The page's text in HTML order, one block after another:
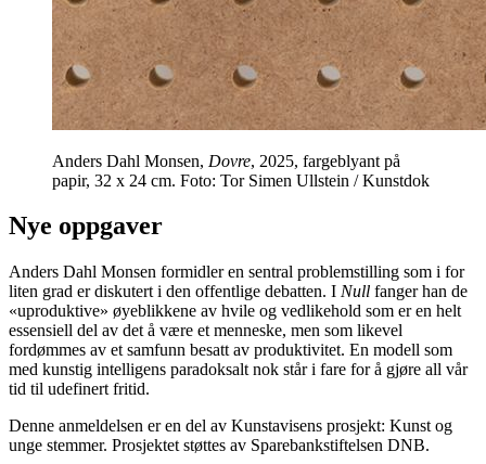
Anders Dahl Monsen, Dovre, 2025, fargeblyant på
papir, 32 x 24 cm. Foto: Tor Simen Ullstein / Kunstdok
Nye oppgaver
Anders Dahl Monsen formidler en sentral problemstilling som i for
liten grad er diskutert i den offentlige debatten. I Null fanger han de
«uproduktive» øyeblikkene av hvile og vedlikehold som er en helt
essensiell del av det å være et menneske, men som likevel
fordømmes av et samfunn besatt av produktivitet. En modell som
med kunstig intelligens paradoksalt nok står i fare for å gjøre all vår
tid til udefinert fritid.
Denne anmeldelsen er en del av Kunstavisens prosjekt: Kunst og
unge stemmer. Prosjektet støttes av Sparebankstiftelsen DNB.